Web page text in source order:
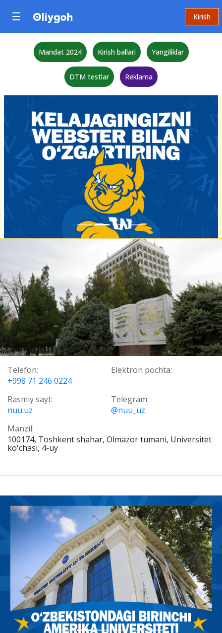
Kirish
Mandat 2024 Kirish ballari Yangiliklar
DTM testlar Reklama
Telefon:
+998 71 246 0224
Elektron pochta:
Rasmiy sayt:
nuu.uz
Telegram:
@nuu_uz
Manzil:
100174, Toshkent shahar, Olmazor tumani, Universitet
ko'chasi, 4-uy